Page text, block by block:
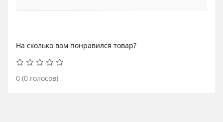
На сколько вам понравился товар?
0 (0 голосов)